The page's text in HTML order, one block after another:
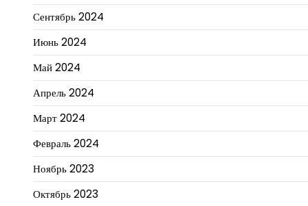
Сентябрь 2024
Июнь 2024
Май 2024
Апрель 2024
Март 2024
Февраль 2024
Ноябрь 2023
Октябрь 2023